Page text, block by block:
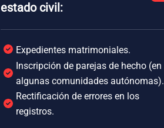
estado civil:
Expedientes matrimoniales.
Inscripción de parejas de hecho (en
algunas comunidades autónomas).
Rectificación de errores en los
registros.